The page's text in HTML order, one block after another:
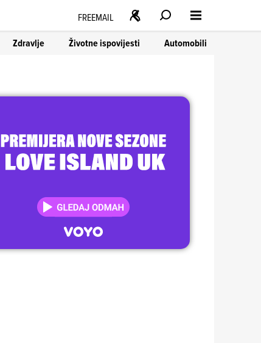
FREEMAIL
Zdravlje Životne ispovijesti Automobili